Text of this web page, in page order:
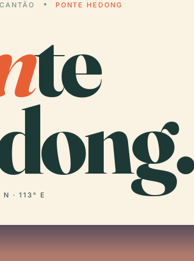
CANTÃO PONTE HEDONG
te
N · 113° E